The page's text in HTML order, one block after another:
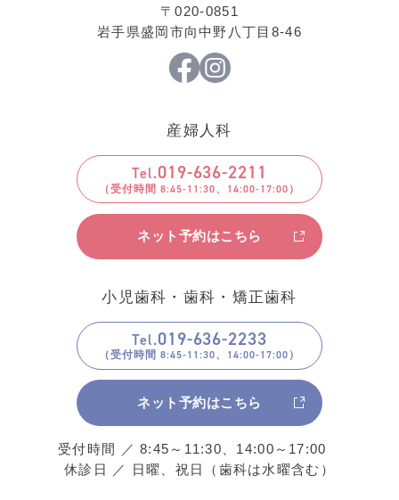
〒020-0851
岩手県盛岡市向中野八丁目8-46
産婦人科
Tel.019-636-2211
ネット予約はこちら
小児歯科・歯科・矯正歯科
Tel.019-636-2233
ネット予約はこちら
受付時間 ／ 8:45～11:30、14:00～17:00
休診日 ／ 日曜、祝日（歯科は水曜含む）